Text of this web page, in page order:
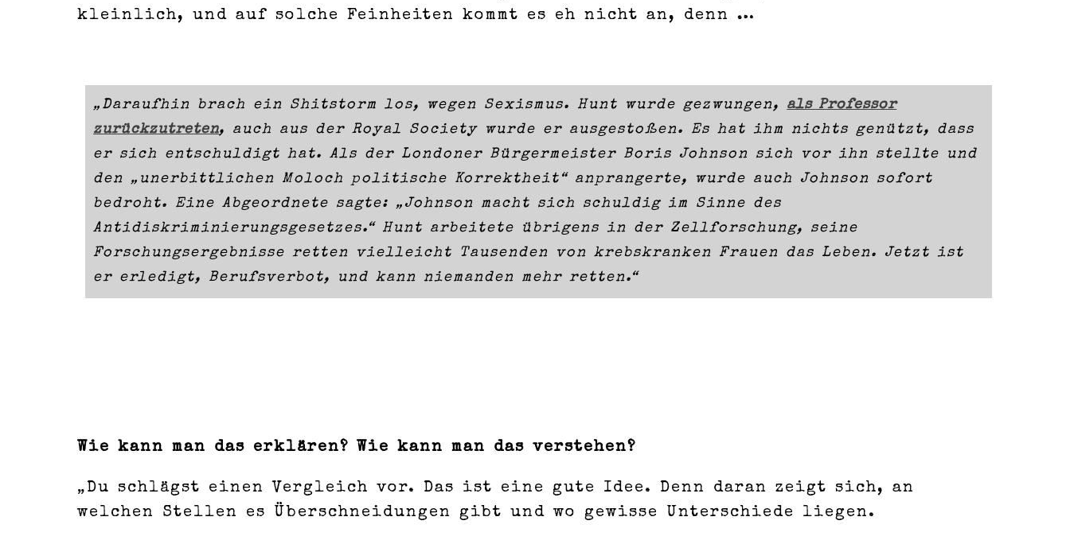
kleinlich, und auf solche Feinheiten kommt es eh nicht an, denn …
„Daraufhin brach ein Shitstorm los, wegen Sexismus. Hunt wurde gezwungen, als Professor
zurückzutreten, auch aus der Royal Society wurde er ausgestoßen. Es hat ihm nichts genützt, dass
er sich entschuldigt hat. Als der Londoner Bürgermeister Boris Johnson sich vor ihn stellte und
den „unerbittlichen Moloch politische Korrektheit“ anprangerte, wurde auch Johnson sofort
bedroht. Eine Abgeordnete sagte: „Johnson macht sich schuldig im Sinne des
Antidiskriminierungsgesetzes.“ Hunt arbeitete übrigens in der Zellforschung, seine
Forschungsergebnisse retten vielleicht Tausenden von krebskranken Frauen das Leben. Jetzt ist
er erledigt, Berufsverbot, und kann niemanden mehr retten.“
Wie kann man das erklären? Wie kann man das verstehen?
„Du schlägst einen Vergleich vor. Das ist eine gute Idee. Denn daran zeigt sich, an
welchen Stellen es Überschneidungen gibt und wo gewisse Unterschiede liegen.